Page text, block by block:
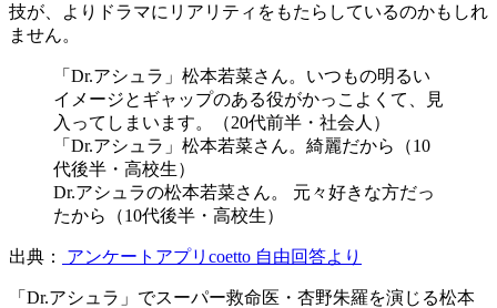
技が、よりドラマにリアリティをもたらしているのかもしれ
ません。
「Dr.アシュラ」松本若菜さん。いつもの明るい
イメージとギャップのある役がかっこよくて、見
入ってしまいます。（20代前半・社会人）
「Dr.アシュラ」松本若菜さん。綺麗だから（10
代後半・高校生）
Dr.アシュラの松本若菜さん。 元々好きな方だっ
たから（10代後半・高校生）
出典： アンケートアプリcoetto 自由回答より
「Dr.アシュラ」でスーパー救命医・杏野朱羅を演じる松本